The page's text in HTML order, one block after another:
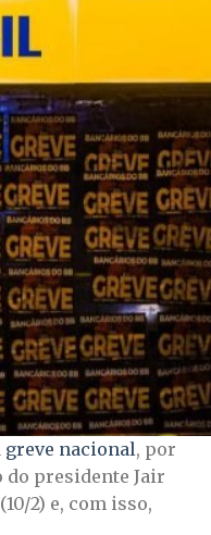
greve nacional, por
presidente Jair
2) e, com isso,